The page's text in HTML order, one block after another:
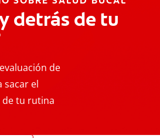
detrás de tu
de
sacar el
tu rutina